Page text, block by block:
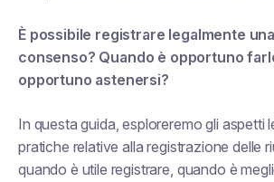
È possibile registrare legalmente
consenso? Quando è opportuno
opportuno astenersi?
In questa guida, esploreremo gli aspetti
pratiche relative alla registrazione delle
quando è utile registrare, quando è